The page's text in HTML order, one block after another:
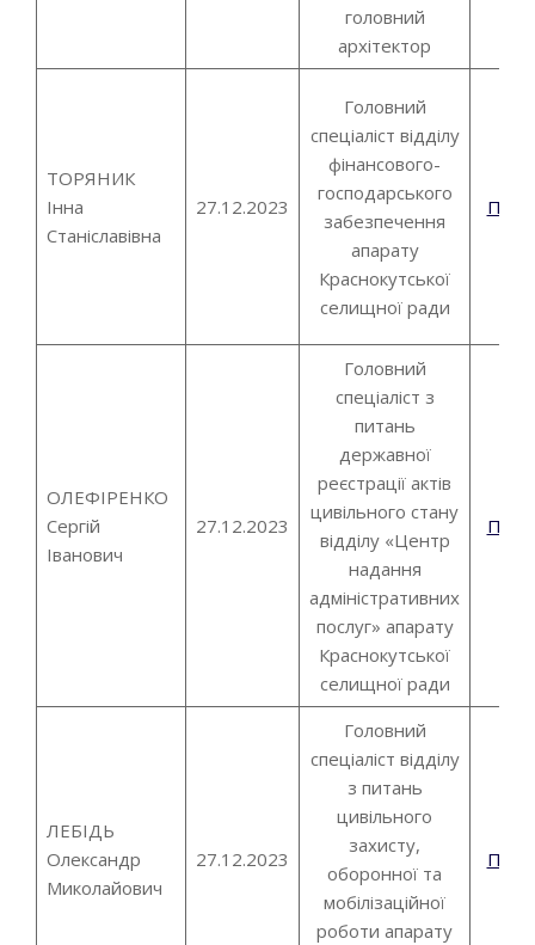
головний
архітектор
ТОРЯНИК
Інна
Станіславівна
27.12.2023
Головний
спеціаліст відділу
фінансового-
господарського
забезпечення
апарату
Краснокутської
селищної ради
ОЛЕФІРЕНКО
Сергій
Іванович
27.12.2023
Головний
спеціаліст з
питань
державної
реєстрації актів
цивільного стану
відділу «Центр
надання
адміністративних
послуг» апарату
Краснокутської
селищної ради
ЛЕБІДЬ
Олександр
Миколайович
27.12.2023
Головний
спеціаліст відділу
з питань
цивільного
захисту,
оборонної та
мобілізаційної
роботи апарату